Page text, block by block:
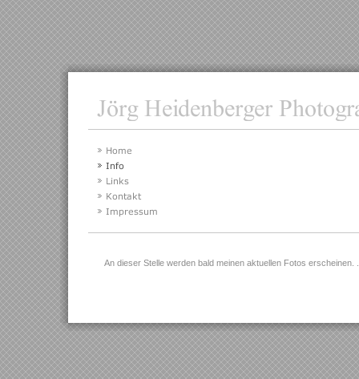
An dieser Stelle werden bald meinen aktuellen Fotos erscheinen.